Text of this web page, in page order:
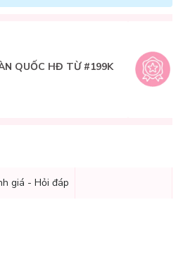
QUỐC HĐ TỪ #199K
giá - Hỏi đáp